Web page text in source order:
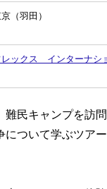
（羽田）
レックス インターナシ
難民キャンプを訪
について学ぶツア